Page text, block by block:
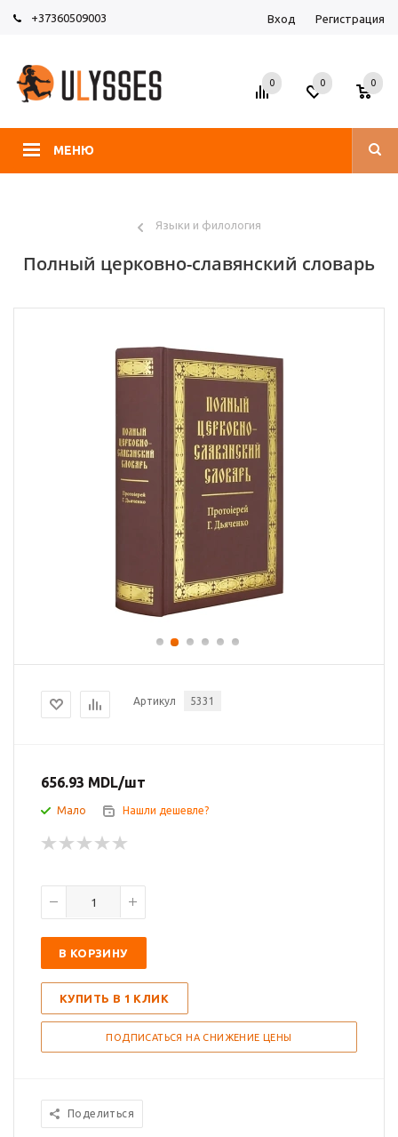
+37360509003 Вход Регистрация
МЕНЮ
0 0 0
Языки и филология
Полный церковно-славянский словарь
Артикул 5331
656.93 MDL/шт
Мало Нашли дешевле?
В КОРЗИНУ
КУПИТЬ В 1 КЛИК
ПОДПИСАТЬСЯ НА СНИЖЕНИЕ ЦЕНЫ
Поделиться